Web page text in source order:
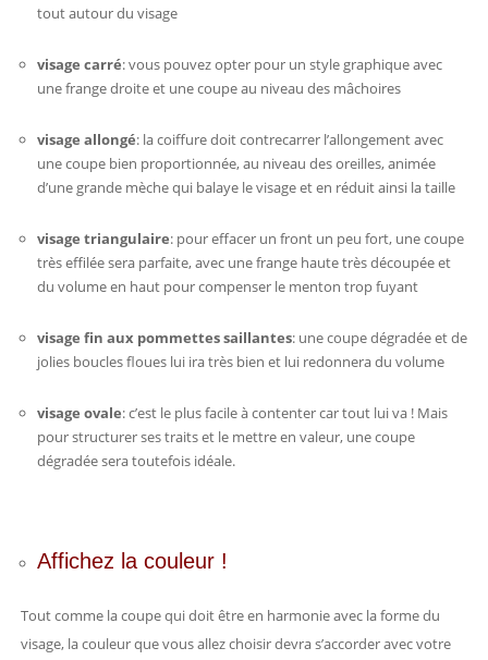
tout autour du visage
visage carré: vous pouvez opter pour un style graphique avec
une frange droite et une coupe au niveau des mâchoires
visage allongé: la coiffure doit contrecarrer l’allongement avec
une coupe bien proportionnée, au niveau des oreilles, animée
d’une grande mèche qui balaye le visage et en réduit ainsi la taille
visage triangulaire: pour effacer un front un peu fort, une coupe
très effilée sera parfaite, avec une frange haute très découpée et
du volume en haut pour compenser le menton trop fuyant
visage fin aux pommettes saillantes: une coupe dégradée et de
jolies boucles floues lui ira très bien et lui redonnera du volume
visage ovale: c’est le plus facile à contenter car tout lui va ! Mais
pour structurer ses traits et le mettre en valeur, une coupe
dégradée sera toutefois idéale.
Affichez la couleur !
Tout comme la coupe qui doit être en harmonie avec la forme du
visage, la couleur que vous allez choisir devra s’accorder avec votre